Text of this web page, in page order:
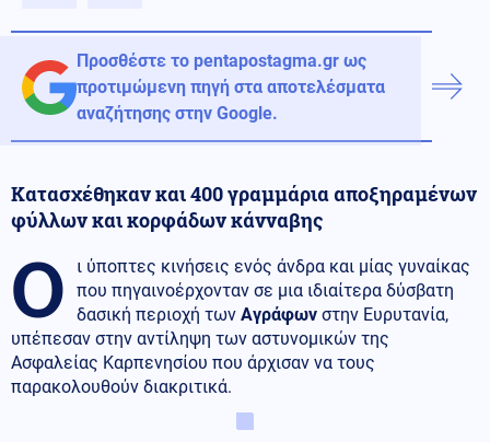
Προσθέστε το pentapostagma.gr ως
προτιμώμενη πηγή στα αποτελέσματα
αναζήτησης στην Google.
Κατασχέθηκαν και 400 γραμμάρια αποξηραμένων
φύλλων και κορφάδων κάνναβης
Ο
ι ύποπτες κινήσεις ενός άνδρα και μίας γυναίκας
που πηγαινοέρχονταν σε μια ιδιαίτερα δύσβατη
δασική περιοχή των Αγράφων στην Ευρυτανία,
υπέπεσαν στην αντίληψη των αστυνομικών της
Ασφαλείας Καρπενησίου που άρχισαν να τους
παρακολουθούν διακριτικά.